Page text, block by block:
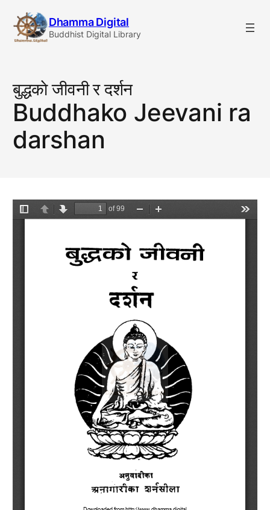
content
Dhamma Digital
Buddhist Digital Library
बुद्धकाे जीवनी र दर्शन
Buddhako Jeevani ra
darshan